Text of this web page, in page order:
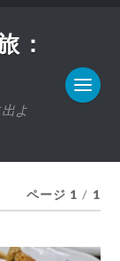
：
よ
ページ 1 / 1